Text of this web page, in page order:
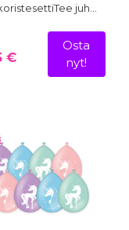
juh…
€
Osta
nyt!